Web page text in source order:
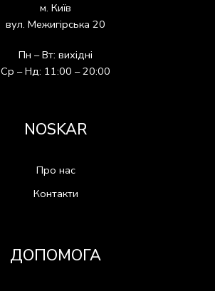
м. Київ
вул. Межигірська 20
Пн – Вт: вихідні
Ср – Нд: 11:00 – 20:00
NOSKAR
Про нас
Контакти
ДОПОМОГА